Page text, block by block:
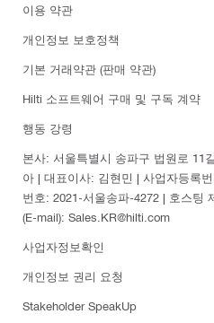
이용 약관
개인정보 보호정책
기본 거래약관 (판매 약관)
Hilti 소프트웨어 구매 및 구독 계약
행동 강령
본사: 서울특별시 송파구 법원로 11
아 | 대표이사: 김현민 | 사업자등록
번호: 2021-서울송파-4272 | 호스팅
(E-mail): Sales.KR@hilti.com
사업자정보확인
개인정보 권리 요청
Stakeholder SpeakUp